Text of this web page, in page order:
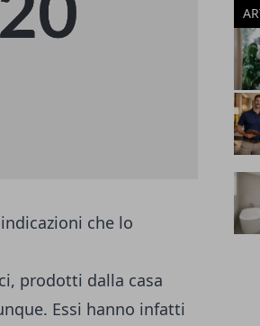
che lo
prodotti dalla casa
Essi hanno infatti